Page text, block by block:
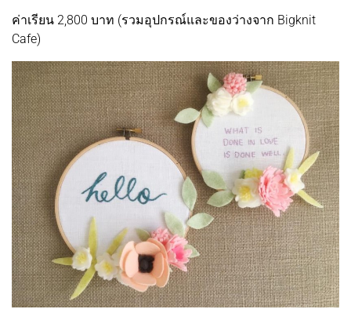
ค่าเรียน 2,800 บาท (รวมอุปกรณ์และของว่างจาก Bigknit
Cafe)